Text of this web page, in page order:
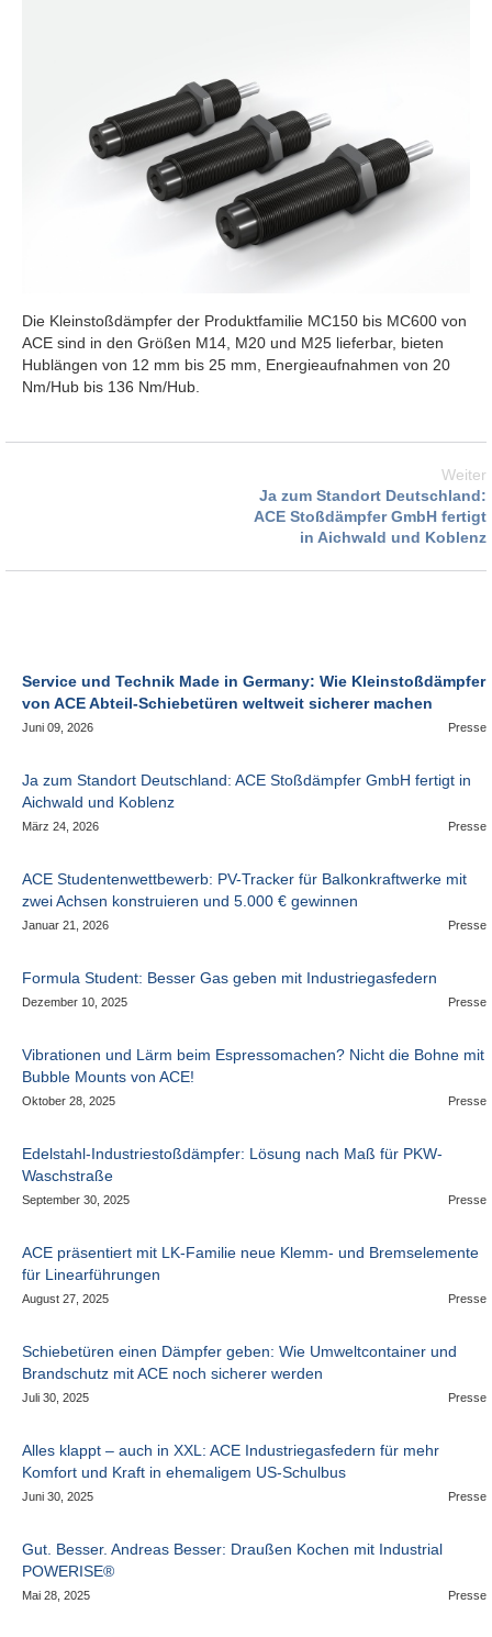
Die Kleinstoßdämpfer der Produktfamilie MC150 bis MC600 von
ACE sind in den Größen M14, M20 und M25 lieferbar, bieten
Hublängen von 12 mm bis 25 mm, Energieaufnahmen von 20
Nm/Hub bis 136 Nm/Hub.
Weiter
Ja zum Standort Deutschland:
ACE Stoßdämpfer GmbH fertigt
in Aichwald und Koblenz
Service und Technik Made in Germany: Wie Kleinstoßdämpfer
von ACE Abteil-Schiebetüren weltweit sicherer machen
Juni 09, 2026 Presse
Ja zum Standort Deutschland: ACE Stoßdämpfer GmbH fertigt in
Aichwald und Koblenz
März 24, 2026 Presse
ACE Studentenwettbewerb: PV-Tracker für Balkonkraftwerke mit
zwei Achsen konstruieren und 5.000 € gewinnen
Januar 21, 2026 Presse
Formula Student: Besser Gas geben mit Industriegasfedern
Dezember 10, 2025 Presse
Vibrationen und Lärm beim Espressomachen? Nicht die Bohne mit
Bubble Mounts von ACE!
Oktober 28, 2025 Presse
Edelstahl-Industriestoßdämpfer: Lösung nach Maß für PKW-
Waschstraße
September 30, 2025 Presse
ACE präsentiert mit LK-Familie neue Klemm- und Bremselemente
für Linearführungen
August 27, 2025 Presse
Schiebetüren einen Dämpfer geben: Wie Umweltcontainer und
Brandschutz mit ACE noch sicherer werden
Juli 30, 2025 Presse
Alles klappt – auch in XXL: ACE Industriegasfedern für mehr
Komfort und Kraft in ehemaligem US-Schulbus
Juni 30, 2025 Presse
Gut. Besser. Andreas Besser: Draußen Kochen mit Industrial
POWERISE®
Mai 28, 2025 Presse